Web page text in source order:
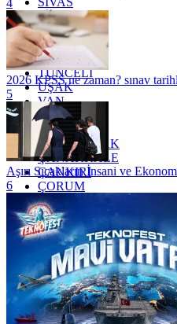
SİİRT
TEKİRDAĞ
TOKAT
TRABZON
TUNCELİ
UŞAK
VAN
YALOVA
YOZGAT
ZONGULDAK
ÇANAKKALE
ÇANKIRI
ÇORUM
İSTANBUL
İZMİR
ŞANLIURFA
ŞIRNAK
2026 KPSS ne zaman? sınav
5
Aşırı Sıcakların İnsani ve
6